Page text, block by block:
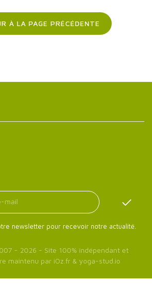
À LA PAGE PRÉCÉDENTE
newsletter pour recevoir notre actualité.
- 2026 - Site 100% indépendant et
maintenu par iOz.fr & yoga-stud.io